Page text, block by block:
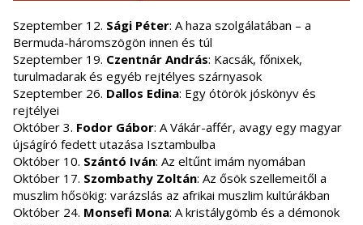
Szeptember 12. Sági Péter: A haza szolgálatában – a
Bermuda-háromszögön innen és túl
Szeptember 19. Czentnár András: Kacsák, főnixek,
turulmadarak és egyéb rejtélyes szárnyasok
Szeptember 26. Dallos Edina: Egy ótörök jóskönyv és
rejtélyei
Október 3. Fodor Gábor: A Vákár-affér, avagy egy magyar
újságíró fedett utazása Isztambulba
Október 10. Szántó Iván: Az eltűnt imám nyomában
Október 17. Szombathy Zoltán: Az ősök szellemeitől a
muszlim hősökig: varázslás az afrikai muszlim kultúrákban
Október 24. Monsefi Mona: A kristálygömb és a démonok